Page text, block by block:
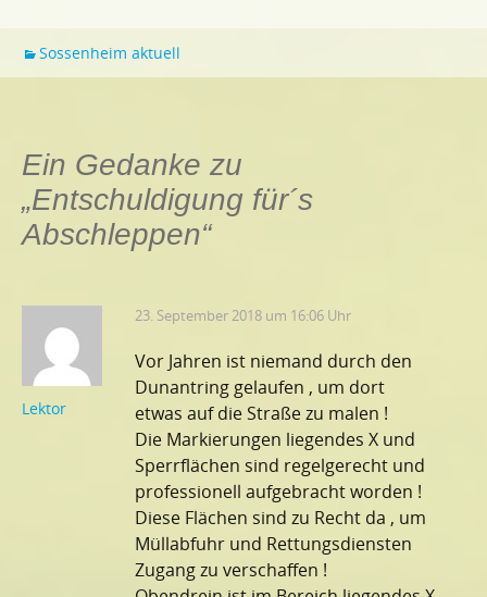
Sossenheim aktuell
Ein Gedanke zu
„Entschuldigung für´s
Abschleppen“
Lektor
23. September 2018 um 16:06 Uhr
Vor Jahren ist niemand durch den
Dunantring gelaufen , um dort
etwas auf die Straße zu malen !
Die Markierungen liegendes X und
Sperrflächen sind regelgerecht und
professionell aufgebracht worden !
Diese Flächen sind zu Recht da , um
Müllabfuhr und Rettungsdiensten
Zugang zu verschaffen !